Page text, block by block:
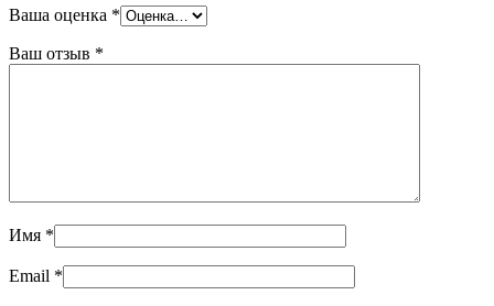
Ваша оценка *
Ваш отзыв *
Имя *
Email *